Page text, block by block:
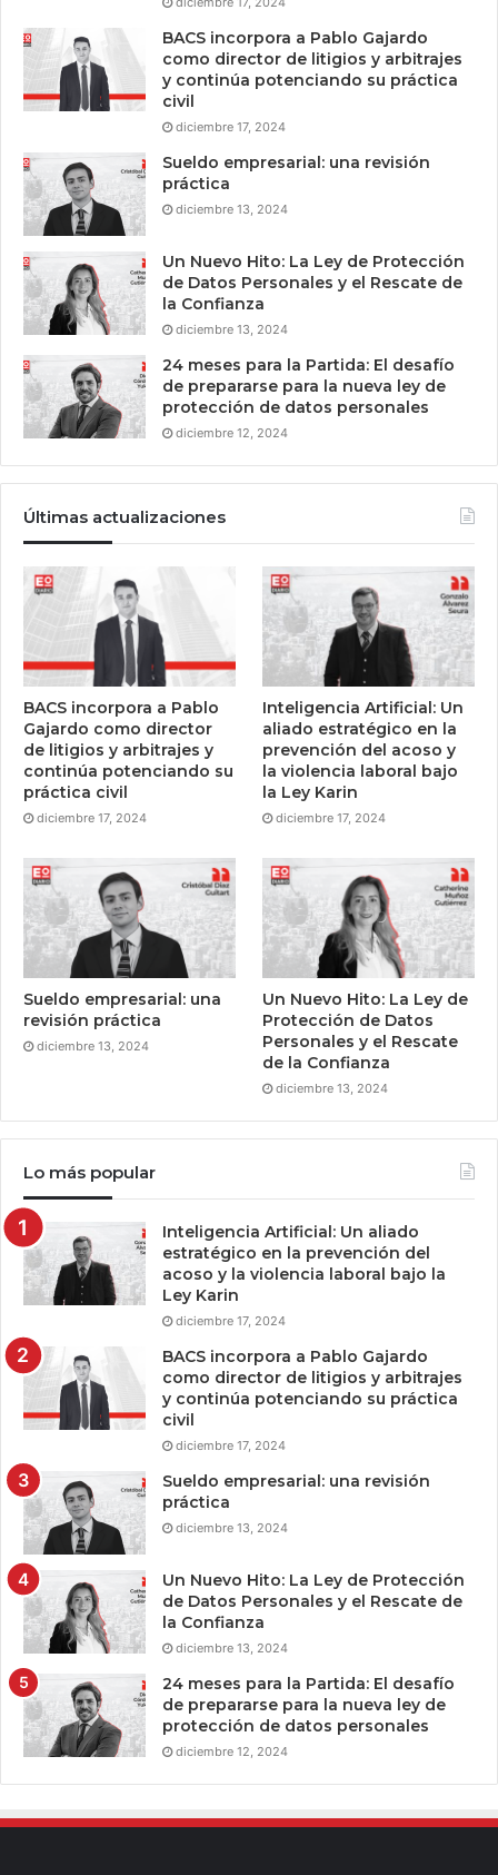
BACS incorpora a Pablo Gajardo
como director de litigios y arbitrajes
y continúa potenciando su práctica
civil
diciembre 17, 2024
Sueldo empresarial: una revisión
práctica
diciembre 13, 2024
Un Nuevo Hito: La Ley de Protección
de Datos Personales y el Rescate de
la Confianza
diciembre 13, 2024
24 meses para la Partida: El desafío
de prepararse para la nueva ley de
protección de datos personales
diciembre 12, 2024
Últimas actualizaciones
BACS incorpora a Pablo
Gajardo como director
de litigios y arbitrajes y
continúa potenciando su
práctica civil
diciembre 17, 2024
Inteligencia Artificial: Un
aliado estratégico en la
prevención del acoso y
la violencia laboral bajo
la Ley Karin
diciembre 17, 2024
Sueldo empresarial: una
revisión práctica
diciembre 13, 2024
Un Nuevo Hito: La Ley de
Protección de Datos
Personales y el Rescate
de la Confianza
diciembre 13, 2024
Lo más popular
Inteligencia Artificial: Un aliado
estratégico en la prevención del
acoso y la violencia laboral bajo la
Ley Karin
diciembre 17, 2024
BACS incorpora a Pablo Gajardo
como director de litigios y arbitrajes
y continúa potenciando su práctica
civil
diciembre 17, 2024
Sueldo empresarial: una revisión
práctica
diciembre 13, 2024
Un Nuevo Hito: La Ley de Protección
de Datos Personales y el Rescate de
la Confianza
diciembre 13, 2024
24 meses para la Partida: El desafío
de prepararse para la nueva ley de
protección de datos personales
diciembre 12, 2024